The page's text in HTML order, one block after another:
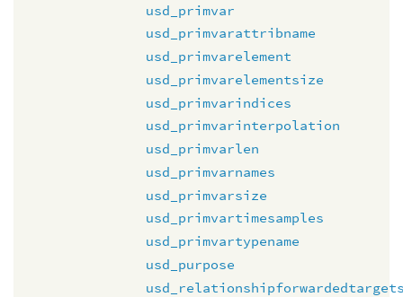
usd_primvar
usd_primvarattribname
usd_primvarelement
usd_primvarelementsize
usd_primvarindices
usd_primvarinterpolation
usd_primvarlen
usd_primvarnames
usd_primvarsize
usd_primvartimesamples
usd_primvartypename
usd_purpose